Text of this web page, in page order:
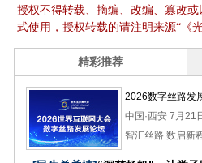
授权不得转载、摘编、改编、篡改
式使用，授权转载的请注明来源“《光